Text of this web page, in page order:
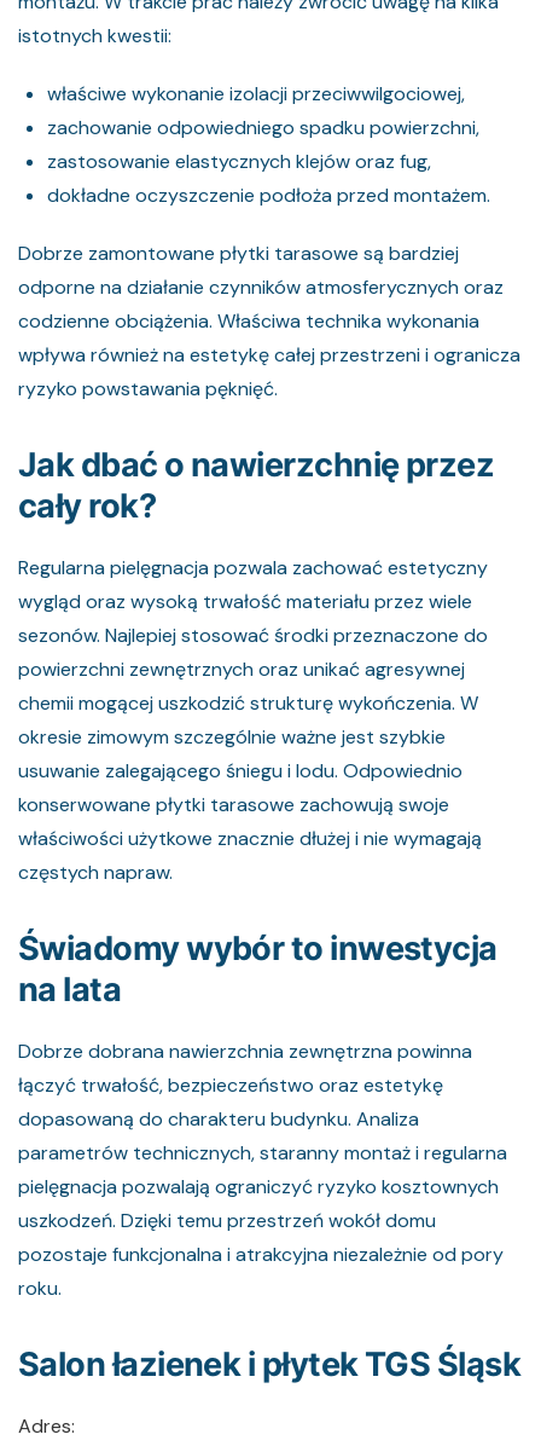
istotnych kwestii:
właściwe wykonanie izolacji przeciwwilgociowej,
zachowanie odpowiedniego spadku powierzchni,
zastosowanie elastycznych klejów oraz fug,
dokładne oczyszczenie podłoża przed montażem.
Dobrze zamontowane płytki tarasowe są bardziej
odporne na działanie czynników atmosferycznych oraz
codzienne obciążenia. Właściwa technika wykonania
wpływa również na estetykę całej przestrzeni i ogranicza
ryzyko powstawania pęknięć.
Jak dbać o nawierzchnię przez
cały rok?
Regularna pielęgnacja pozwala zachować estetyczny
wygląd oraz wysoką trwałość materiału przez wiele
sezonów. Najlepiej stosować środki przeznaczone do
powierzchni zewnętrznych oraz unikać agresywnej
chemii mogącej uszkodzić strukturę wykończenia. W
okresie zimowym szczególnie ważne jest szybkie
usuwanie zalegającego śniegu i lodu. Odpowiednio
konserwowane płytki tarasowe zachowują swoje
właściwości użytkowe znacznie dłużej i nie wymagają
częstych napraw.
Świadomy wybór to inwestycja
na lata
Dobrze dobrana nawierzchnia zewnętrzna powinna
łączyć trwałość, bezpieczeństwo oraz estetykę
dopasowaną do charakteru budynku. Analiza
parametrów technicznych, staranny montaż i regularna
pielęgnacja pozwalają ograniczyć ryzyko kosztownych
uszkodzeń. Dzięki temu przestrzeń wokół domu
pozostaje funkcjonalna i atrakcyjna niezależnie od pory
roku.
Salon łazienek i płytek TGS Śląsk
Adres: